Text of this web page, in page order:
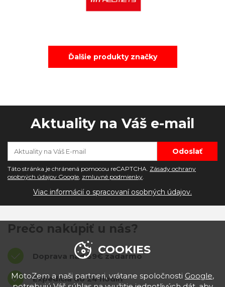
Ďalšie produkty značky
Aktuality na Váš e-mail
Táto stránka je chránená pomocou reCAPTCHA. Zásady ochrany
osobných údajov Google zmluvné podmienky
Viac informácií o spracovaní osobných údajov.
Prečo nakúpiť u nás?
Doprava nad 39€ zadarmo
Expedícia do 24 hodín
COOKIES
MotoZem a naši partneri, vrátane spoločnosti Google,